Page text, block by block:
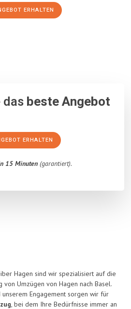
ERHALTEN
dasbeste Angebot
ERHALTEN
15 Minuten(garantiert).
Hagen sind wir spezialisiert auf die
von Umzügen von Hagen nach Basel.
Engagement sorgen wir für
, bei dem Ihre Bedürfnisse immer an